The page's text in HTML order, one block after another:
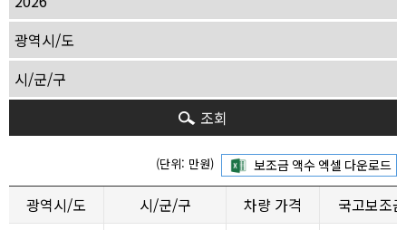
조회
(단위: 만원)
광역시/도 시/군/구 차량 가격 국고보조금